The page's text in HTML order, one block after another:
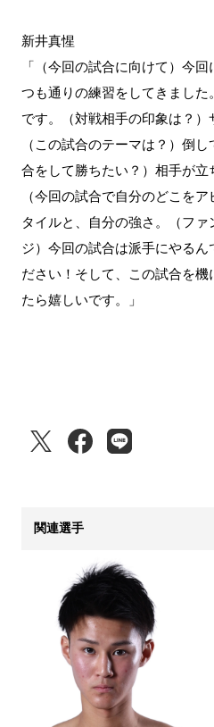
新井真惺
「（今回の試合に向けて）今
つも通りの練習をしてきまし
です。（対戦相手の印象は？）
（この試合のテーマは？）倒
合をして勝ちたい？）相手が立
（今回の試合で自分のどこを
タイルと、自分の強さ。（フ
ジ）今回の試合は派手にやるん
ださい！そして、この試合を
たら嬉しいです。」
関連選手